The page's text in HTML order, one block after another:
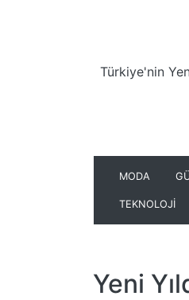
Türkiye'nin
MODA
TEKNOLOJİ
Yeni